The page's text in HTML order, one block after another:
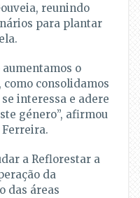
reunindo
para plantar
aumentamos o
consolidamos
interessa e adere
género”, afirmou
a Reflorestar a
da
das áreas